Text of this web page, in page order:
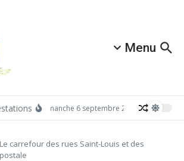
Menu
Dimanche 6 septembre 2026:
Le carrefour des rues Saint-Louis et des